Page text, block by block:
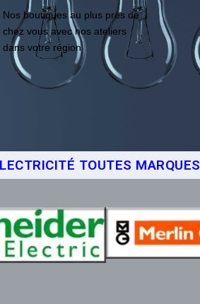
Nos boutiques au plus pres de
chez vous avec nos ateliers
dans votre région
TOUTES MARQUES